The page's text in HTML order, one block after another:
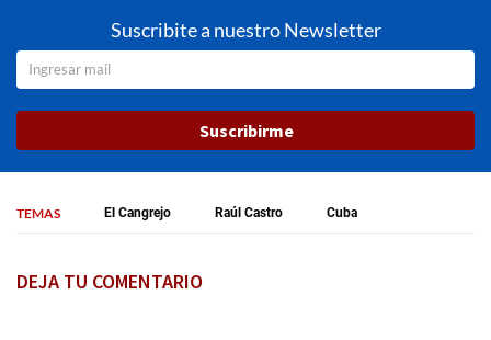
Suscribite a nuestro Newsletter
Suscribirme
TEMAS El Cangrejo Raúl Castro Cuba
DEJA TU COMENTARIO